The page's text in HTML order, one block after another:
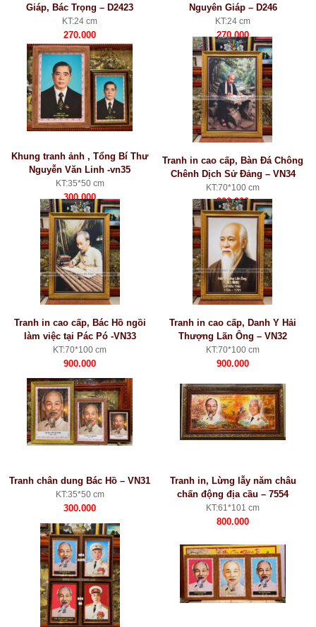
Giáp, Bác Trọng – D2423
KT:24 cm
270.000
Nguyên Giáp – D246
KT:24 cm
270.000
Khung tranh ảnh , Tổng Bí Thư
Nguyễn Văn Linh -vn35
KT:35*50 cm
300.000
Tranh in cao cấp, Bàn Đá Chông
Chênh Dịch Sử Đảng – VN34
KT:70*100 cm
900.000
Tranh in cao cấp, Bác Hồ ngồi
làm việc tại Pác Pó -VN33
KT:70*100 cm
900.000
Tranh in cao cấp, Danh Y Hải
Thượng Lãn Ông – VN32
KT:70*100 cm
900.000
Tranh chân dung Bác Hồ – VN31
KT:35*50 cm
300.000
Tranh in, Lừng lẫy năm châu
chấn động địa cầu – 7554
KT:61*101 cm
800.000